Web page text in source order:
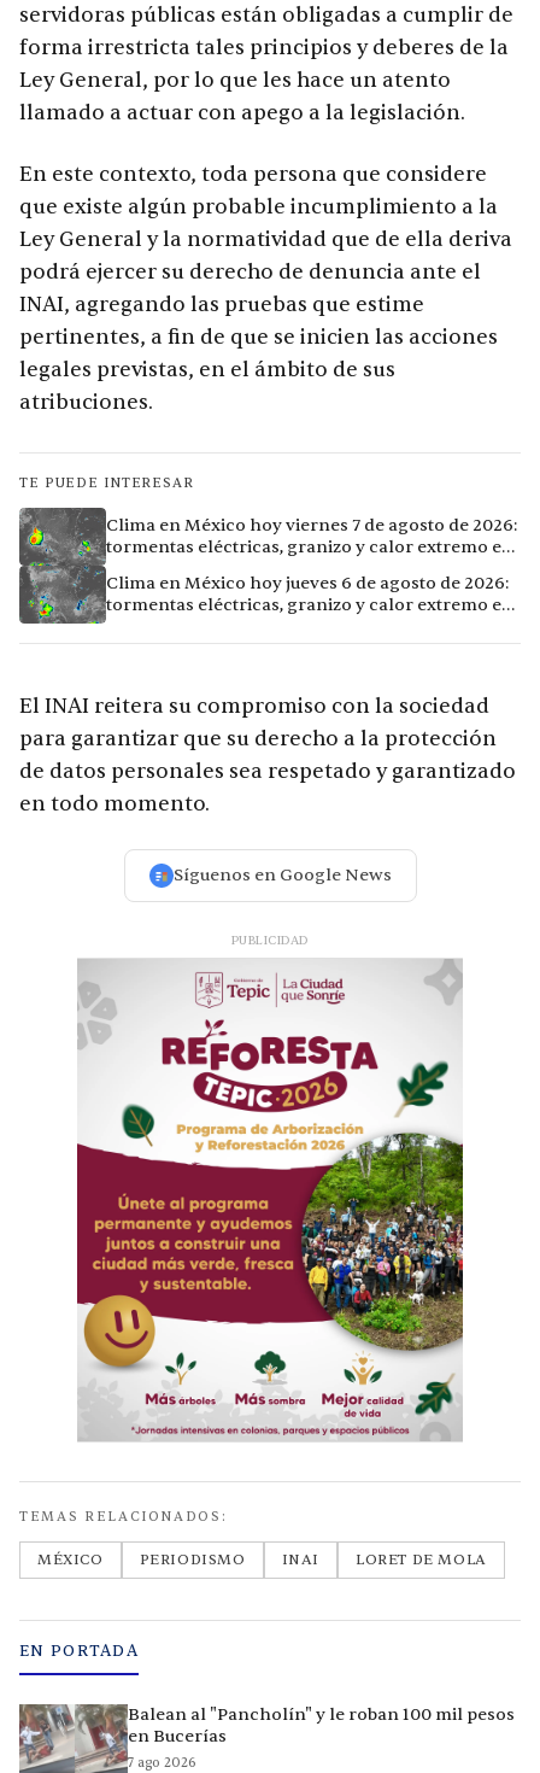
servidoras públicas están obligadas a cumplir de
forma irrestricta tales principios y deberes de la
Ley General, por lo que les hace un atento
llamado a actuar con apego a la legislación.
En este contexto, toda persona que considere
que existe algún probable incumplimiento a la
Ley General y la normatividad que de ella deriva
podrá ejercer su derecho de denuncia ante el
INAI, agregando las pruebas que estime
pertinentes, a fin de que se inicien las acciones
legales previstas, en el ámbito de sus
atribuciones.
TE PUEDE INTERESAR
Clima en México hoy viernes 7 de agosto de 2026:
tormentas eléctricas, granizo y calor extremo en
Clima en México hoy jueves 6 de agosto de 2026:
tormentas eléctricas, granizo y calor extremo en
El INAI reitera su compromiso con la sociedad
para garantizar que su derecho a la protección
de datos personales sea respetado y garantizado
en todo momento.
Síguenos en Google News
PUBLICIDAD
TEMAS RELACIONADOS:
MÉXICO PERIODISMO INAI LORET DE MOLA
EN PORTADA
Balean al "Pancholín" y le roban 100 mil pesos
en Bucerías
7 ago 2026